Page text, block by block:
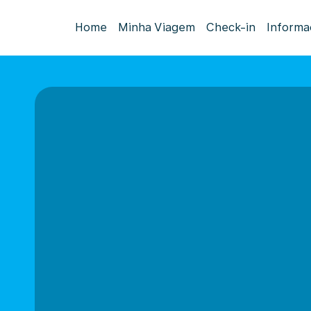
Home Minha Viagem Check-in